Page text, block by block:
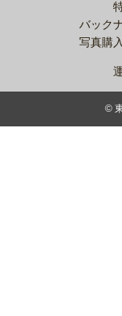
バック
写真購
©